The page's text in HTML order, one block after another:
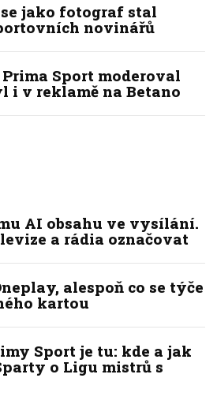
jako fotograf stal
novinářů
Sport moderoval
i v reklamě na Betano
AI obsahu ve vysílání.
a rádia označovat
alespoň co se týče
kartou
Sport je tu: kde a jak
o Ligu mistrů s